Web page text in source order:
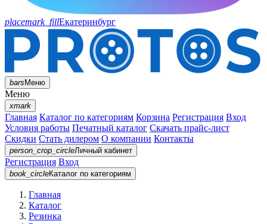
placemark_fillЕкатеринбург
barsМеню
Меню
xmark
Главная Каталог по категориям Корзина Регистрация Вход
Условия работы Печатный каталог Скачать прайс-лист
Скидки Стать дилером О компании Контакты
person_crop_circleЛичный кабинет
Регистрация Вход
book_circleКаталог по категориям
Главная
Каталог
Резинка